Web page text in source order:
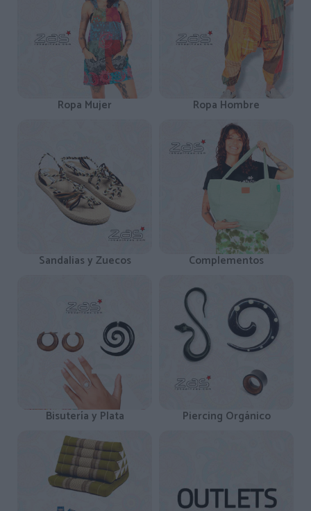
Ropa Mujer Ropa Hombre
Sandalias y Zuecos Complementos
Bisutería y Plata Piercing Orgánico